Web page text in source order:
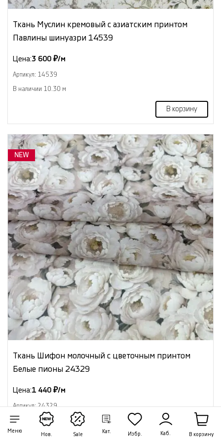
Меню
Нов. Sale
Кат. Избр. Каб. В корзину
Ткань Муслин кремовый с азиатским принтом
Павлины шинуазри 14539
Цена:3 600 ₽/м
Артикул: 14539
В наличии 10.30 м
В корзину
NEW
Ткань Шифон молочный с цветочным принтом
Белые пионы 24329
Цена:1 440 ₽/м
Артикул: 24329
В наличии 27.05 м